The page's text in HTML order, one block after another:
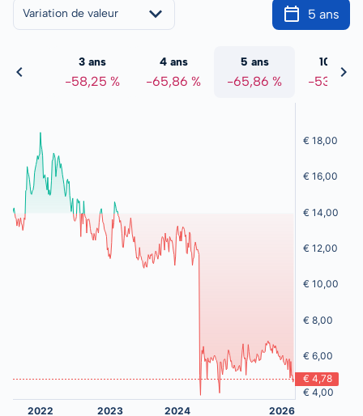
Variation de valeur 5 ans
%
3 ans
-58,25 %
4 ans
-65,86 %
5 ans
-65,86 %
10 ans
-53,99 %